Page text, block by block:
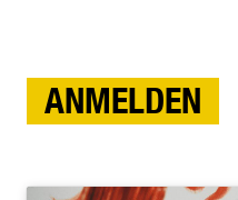
ANMELDEN